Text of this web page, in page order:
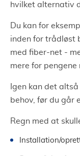
hvilket alternativ
Du kan for
inden for trådløst
med fiber-net -
mere for pengene
Igen kan det
behov, før du går
Regn med at
Installation/